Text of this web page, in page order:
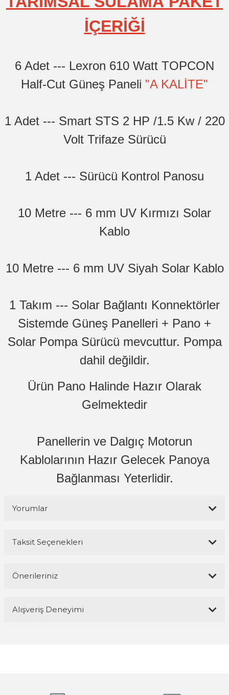
İÇERİĞİ
6 Adet --- Lexron 610 Watt TOPCON
Half-Cut Güneş Paneli "A KALİTE"
1 Adet --- Smart STS 2 HP /1.5 Kw / 220
Volt Trifaze Sürücü
1 Adet --- Sürücü Kontrol Panosu
10 Metre --- 6 mm UV Kırmızı Solar
Kablo
10 Metre --- 6 mm UV Siyah Solar Kablo
1 Takım --- Solar Bağlantı Konnektörler
Sistemde Güneş Panelleri + Pano +
Solar Pompa Sürücü mevcuttur. Pompa
dahil değildir.
Ürün Pano Halinde Hazır Olarak
Gelmektedir
Panellerin ve Dalgıç Motorun
Kablolarının Hazır Gelecek Panoya
Bağlanması Yeterlidir.
Yorumlar
Taksit Seçenekleri
Önerileriniz
konularda yetersiz gördüğünüz noktaları öneri formunu kullanarak
Alışveriş Deneyimi